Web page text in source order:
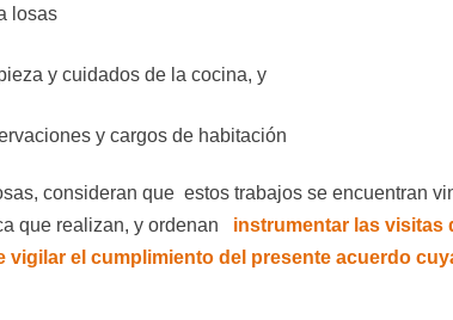
losas
y cuidados de la cocina, y
y cargos de habitación
consideran que estos trabajos se encuentran
que realizan, y ordenan
instrumentar las visitas
vigilar el cumplimiento del presente acuerdo